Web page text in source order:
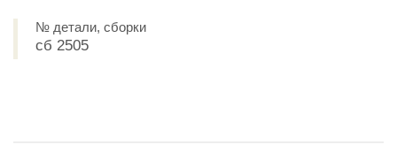
№ детали, сборки
сб 2505